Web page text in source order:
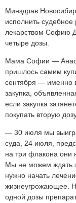
Минздрав
исполнить
лекарством Софию
четыре дозы.
Мама Софии —
пришлось самим
сентября — именно
закупка,
если закупка
покупать вторую
— 30 июля мы
суда, 24 июля,
на три флакона они
Мы не можем ждать
нужно начать
жизнеугрожающее.
одной дозы